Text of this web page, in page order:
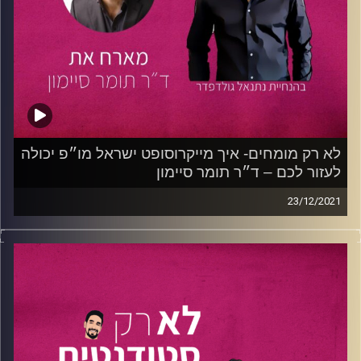
לעמוד הפייסבוק שלנו: לחצו כאן
לעמוד הלינקדין שלנו:
לחצו כאן
למה ההוראה היא מקצוע ואילו חינוך זו דרך חיים, לפיו מחנך
הינו מורה דרך, לא בשביל ישראל אלא בשביל הנפש. הוא
מסביר למה מחנך צריך לצפות 5 שנים קדימה ואיך גורמים
לצעירים לבחור בחינוך במקום בהייטק.
חשבתם אי-פעם להיות מחנכים? זה הפרק שייתן לכם את
התשובות!
הצטרפו אלינו לפרק נוסף של ״לא רק מומחים״ !
https://neurim.org.il/
לא רק מומחים- איך מייקרוסופט ישראל מו״פ יכולה
לעזור לכם – ד״ר תומר סיימון
23/12/2021
כדי לשלוח לנו מייל:לחצו כאן
לעמוד הפייסבוק שלנו:
לעמוד הלינקדאין שלנו:
לחצו כאן
לא פעם נשמעו הטענות שחברות ההייטק הן קליקה סגורה,